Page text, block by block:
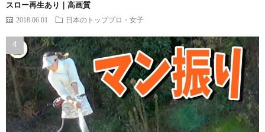
スロー再生あり｜高画質
2018.06.01 日本のトッププロ・女子